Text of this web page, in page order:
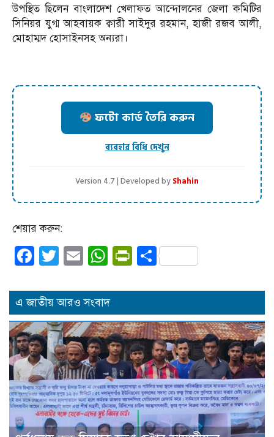
উপস্থিত ছিলেন বাংলাদেশ খেলাফত আন্দোলনের জেলা কমিটির
সিনিয়র যুগ্ম আহবায়ক ক্বারী সাইদুর রহমান, হাজী রজব আলী,
মোহাম্মদ হোসাইনসহ অন্যরা।
ফটো কার্ড তৈরি করুন
ব্যবহার বিধি দেখুন
Version 4.7 | Developed byShahin
শেয়ার করুন:
Facebook
Twitter
EmailWhatsApp
PrintFriendly
Share
এ জাতীয় আরও সংবাদ